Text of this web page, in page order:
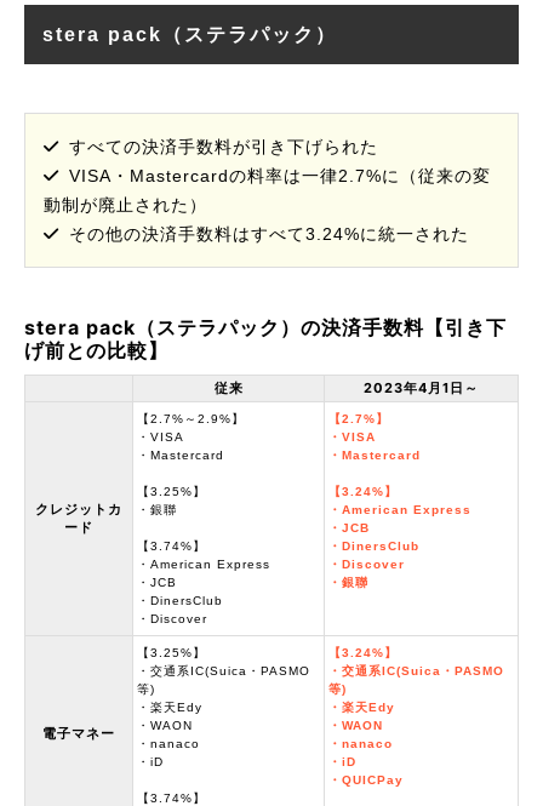
stera pack（ステラパック）
すべての決済手数料が引き下げられた
VISA・Mastercardの料率は一律2.7%に（従来の変
動制が廃止された）
その他の決済手数料はすべて3.24%に統一された
stera pack（ステラパック）の決済手数料【引き下
げ前との比較】
従来 2023年4月1日～
クレジットカ
ード
【2.7%～2.9%】
・VISA
・Mastercard
【3.25%】
・銀聯
【3.74%】
・American Express
・JCB
・DinersClub
・Discover
【2.7%】
・VISA
・Mastercard
【3.24%】
・American Express
・JCB
・DinersClub
・Discover
・銀聯
電子マネー
【3.25%】
・交通系IC(Suica・PASMO
等)
・楽天Edy
・WAON
・nanaco
・iD
【3.74%】
【3.24%】
・交通系IC(Suica・PASMO
等)
・楽天Edy
・WAON
・nanaco
・iD
・QUICPay